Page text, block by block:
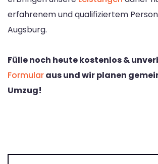
erfahrenem und qualifiziertem
Augsburg.
Fülle noch heute kostenlos &
Formularaus und wir planen
Umzug!